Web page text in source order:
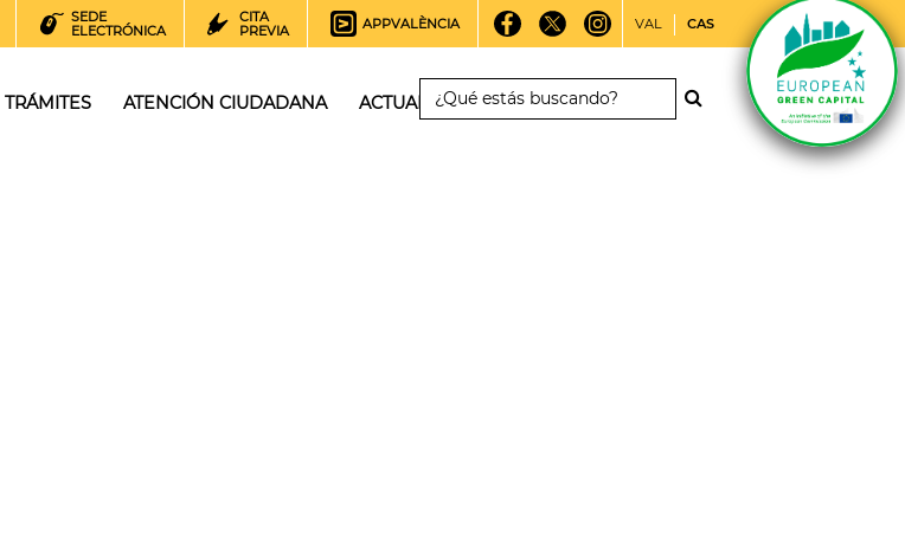
SEDE
ELECTRÓNICA
CITA
PREVIA
APPVALÈNCIA VAL CAS
TRÁMITES ATENCIÓN CIUDADANA ACTUALIDAD